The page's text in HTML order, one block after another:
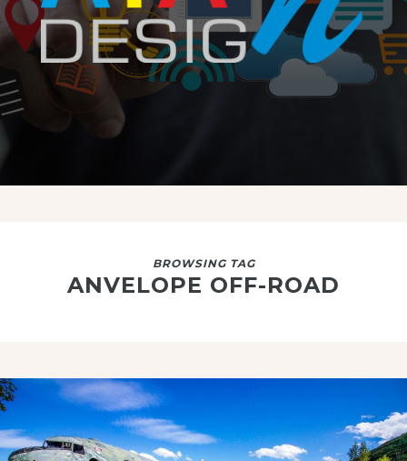
BROWSING TAG
ANVELOPE OFF-ROAD